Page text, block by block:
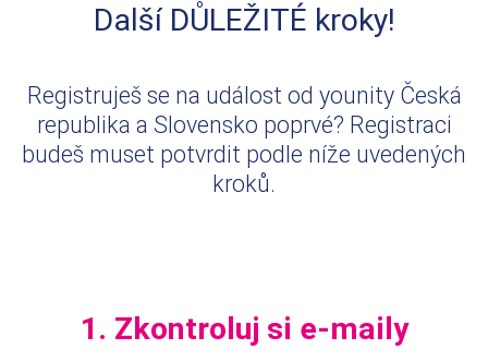
Další DŮLEŽITÉ kroky!
Registruješ se na událost od younity Česká
republika a Slovensko poprvé? Registraci
budeš muset potvrdit podle níže uvedených
kroků.
1. Zkontroluj si e-maily